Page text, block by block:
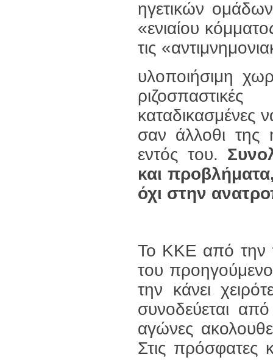
ηγετικών
«ενιαίου
τις
υλοποιήσιμη
καταδικασμένες
σαν άλλοθι της
εντός του.
και
όχι στην
Το ΚΚΕ από την
του
την κάνει
συνοδεύεται
αγώνες
Στις πρόσφατες